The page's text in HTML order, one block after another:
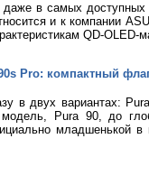
в самых доступных
и к компании
QD-OLED-
Pro: компактный
в двух вариантах:
Pura 90, до
младшенькой в